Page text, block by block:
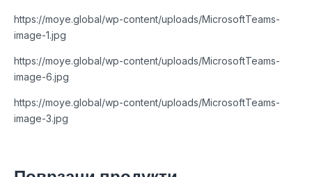
https://moye.global/wp-content/uploads/MicrosoftTeams-
image-1.jpg
https://moye.global/wp-content/uploads/MicrosoftTeams-
image-6.jpg
https://moye.global/wp-content/uploads/MicrosoftTeams-
image-3.jpg